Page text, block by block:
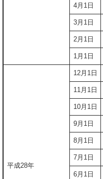
4月1日
3月1日
2月1日
1月1日
平成28年
12月1日
11月1日
10月1日
9月1日
8月1日
7月1日
6月1日